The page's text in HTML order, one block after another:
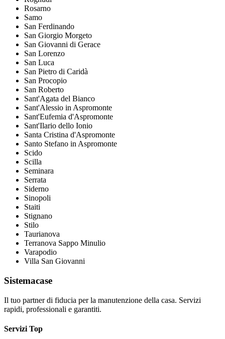
Rosarno
Samo
San Ferdinando
San Giorgio Morgeto
San Giovanni di Gerace
San Lorenzo
San Luca
San Pietro di Caridà
San Procopio
San Roberto
Sant'Agata del Bianco
Sant'Alessio in Aspromonte
Sant'Eufemia d'Aspromonte
Sant'Ilario dello Ionio
Santa Cristina d'Aspromonte
Santo Stefano in Aspromonte
Scido
Scilla
Seminara
Serrata
Siderno
Sinopoli
Staiti
Stignano
Stilo
Taurianova
Terranova Sappo Minulio
Varapodio
Villa San Giovanni
Sistemacase
Il tuo partner di fiducia per la manutenzione della casa. Servizi
rapidi, professionali e garantiti.
Servizi Top